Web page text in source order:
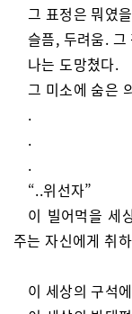
그 표정은 뭐였
슬픔, 두려움.
나는 도망쳤다.
그 미소에 숨은
.
.
.
“..위선자”
이 빌어먹을 세
주는 자신에게 취
이 세상의 구석